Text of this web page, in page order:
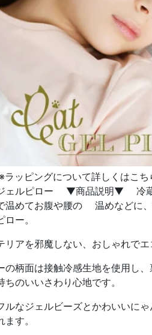
ピングについて詳しくはこ
ェルピロー ▼商品説明▼ 冷蔵
温めてお腹や腰の 温めなどに
ロー。
アを邪魔しない、おしゃれでエ
の柄面は接触冷感生地を使用し
ちのいいさわり心地です。
ルなジェルビーズとかわいいに
ます。